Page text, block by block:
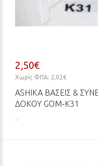
2,50€
Χωρίς ΦΠΑ: 2,02€
ASHIKA ΒΆΣΕΙΣ &
ΔΟΚΟΎ GOM-K31
..